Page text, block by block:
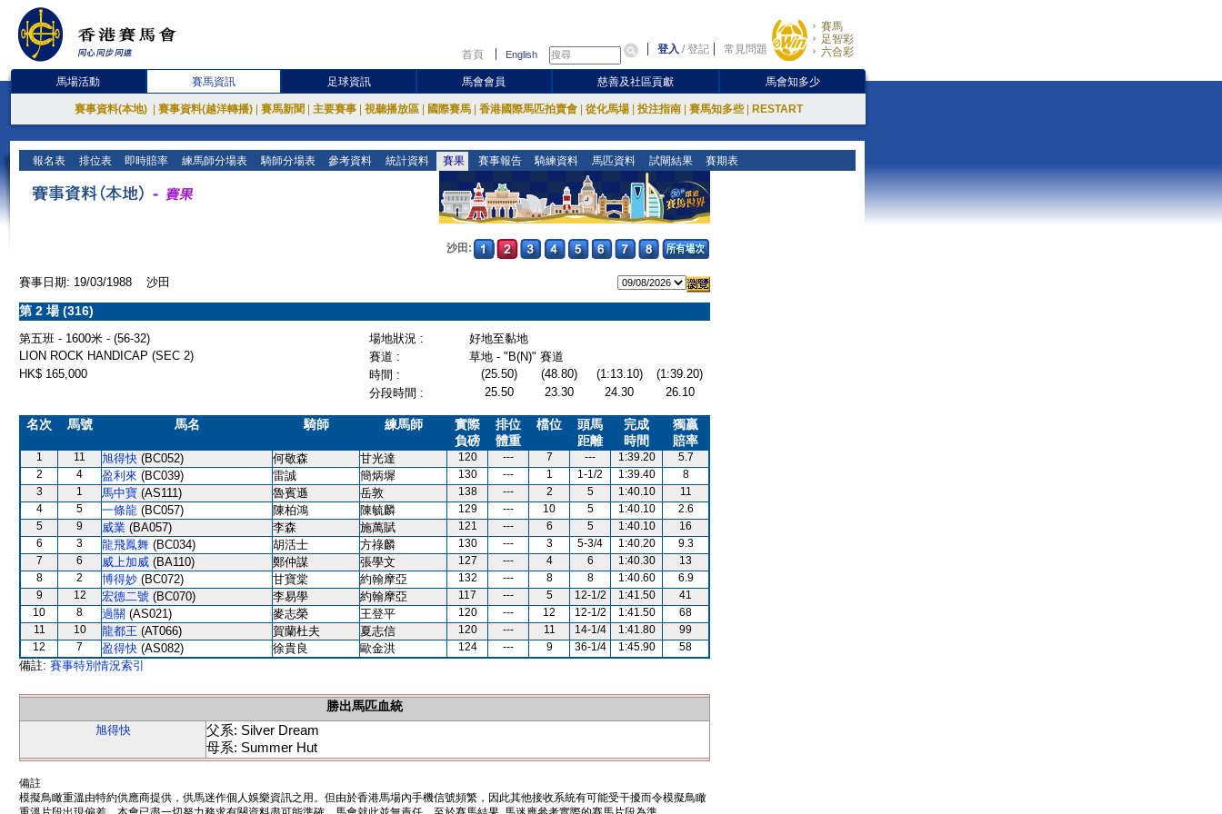
首頁 English 登入 /登記 常見問題
賽馬
足智彩
六合彩
馬場活動 賽馬資訊 足球資訊 馬會會員 慈善及社區貢獻 馬會知多少
賽事資料(本地) 賽事資料(越洋轉播) 賽馬新聞 主要賽事 視聽播放區 國際賽馬 香港國際馬匹拍賣會 從化馬場 投注指南 賽馬知多些 RESTART
報名表 排位表 即時賠率 練馬師分場表 騎師分場表 參考資料 統計資料 賽果 賽事報告 騎練資料 馬匹資料 試閘結果 賽期表
沙田:
賽事日期: 19/03/1988 沙田
第 2 場 (316)
第五班 - 1600米 - (56-32) 場地狀況 :
好地至黏地
LION ROCK HANDICAP (SEC 2)
賽道 :
草地 - "B(N)" 賽道
HK$ 165,000
時間 : (25.50) (48.80) (1:13.10)
(1:39.20)
分段時間 :
25.50 23.30 24.30 26.10
名次 馬號 馬名 騎師 練馬師
實際
負磅
排位
體重
檔位
頭馬
距離
完成
時間
獨贏
賠率
1 11 旭得快 (BC052) 何敬森 甘光達 120 --- 7 --- 1:39.20
5.7
2
4 盈利來 (BC039) 雷誠 簡炳墀 130 --- 1 1-1/2 1:39.40
8
3
1 馬中寶 (AS111) 魯賓遜 岳敦 138 --- 2 5 1:40.10
11
4
5 一條龍 (BC057) 陳柏鴻 陳毓麟 129 --- 10 5 1:40.10
2.6
5
9 威業 (BA057) 李森 施萬賦 121 --- 6 5 1:40.10
16
6
3 龍飛鳳舞 (BC034) 胡活士 方祿麟 130 --- 3 5-3/4 1:40.20
9.3
7
6 威上加威 (BA110) 鄭仲謀 張學文 127 --- 4 6 1:40.30
13
8
2 博得妙 (BC072) 甘寶棠 約翰摩亞 132 --- 8 8 1:40.60
6.9
9
12 宏德二號 (BC070) 李易學 約翰摩亞 117 --- 5 12-1/2 1:41.50
41
10
8 過關 (AS021) 麥志榮 王登平 120 --- 12 12-1/2 1:41.50
68
11
10 龍都王 (AT066) 賀蘭杜夫 夏志信 120 --- 11 14-1/4 1:41.80
99
12
7 盈得快 (AS082) 徐貴良 歐金洪 124 --- 9 36-1/4 1:45.90 58
備註: 賽事特別情況索引
勝出馬匹血統
旭得快
父系: Silver Dream
母系: Summer Hut
備註
模擬鳥瞰重溫由特約供應商提供，供馬迷作個人娛樂資訊之用。但由於香港馬場內手機信號頻繁，因此其他接收系統有可能受干擾而令模擬鳥瞰